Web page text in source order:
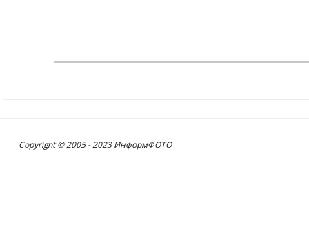
Copyright © 2005 - 2023 ИнформФОТО